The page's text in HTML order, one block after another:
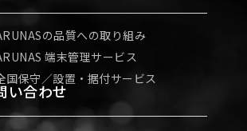
の品質への取り組み
端末管理サービス
国保守／設置・据付サービス
い合わせ